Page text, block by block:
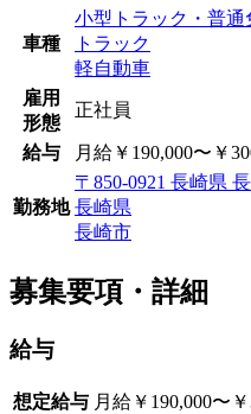
車種
小型トラック・普通
トラック
軽自動車
雇用
形態
正社員
給与 月給￥190,000〜￥
勤務地
〒850-0921 長崎県
長崎県
長崎市
募集要項・詳細
給与
想定給与 月給￥190,000〜